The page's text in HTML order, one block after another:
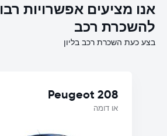
אנו מציעים אפשרויות
להשכרת רכב
בצע כעת השכרת רכב בליון
Peugeot 208
או דומה